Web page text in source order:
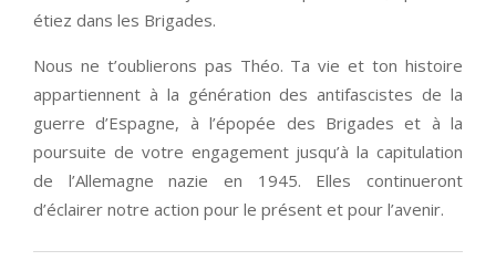
étiez dans les Brigades.
Nous ne t’oublierons pas Théo. Ta vie et ton histoire
appartiennent à la génération des antifascistes de la
guerre d’Espagne, à l’épopée des Brigades et à la
poursuite de votre engagement jusqu’à la capitulation
de l’Allemagne nazie en 1945. Elles continueront
d’éclairer notre action pour le présent et pour l’avenir.